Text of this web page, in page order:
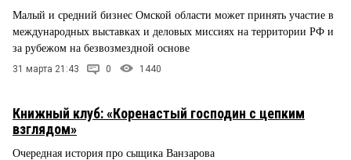
Малый и средний бизнес Омской области может принять участие в
международных выставках и деловых миссиях на территории РФ и
за рубежом на безвозмездной основе
31 марта 21:43 0 1440
Книжный клуб: «Коренастый господин с цепким
взглядом»
Очередная история про сыщика Ванзарова